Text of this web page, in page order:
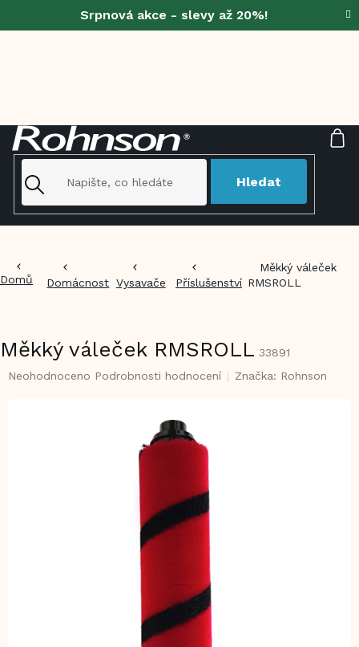
Srpnová akce - slevy až 20%!
Hledat
Domů Domácnost Vysavače Příslušenství
Měkký váleček
RMSROLL
Měkký váleček RMSROLL 33891
Průměrné
Neohodnoceno Podrobnosti hodnocení Značka: Rohnson